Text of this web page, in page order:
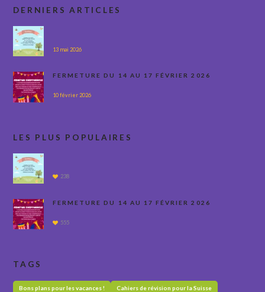
DERNIERS ARTICLES
13 mai 2026
FERMETURE DU 14 AU 17 FÉVRIER 2026
10 février 2026
LES PLUS POPULAIRES
238
FERMETURE DU 14 AU 17 FÉVRIER 2026
555
TAGS
Bons plans pour les vacances ! Cahiers de révision pour la Suisse